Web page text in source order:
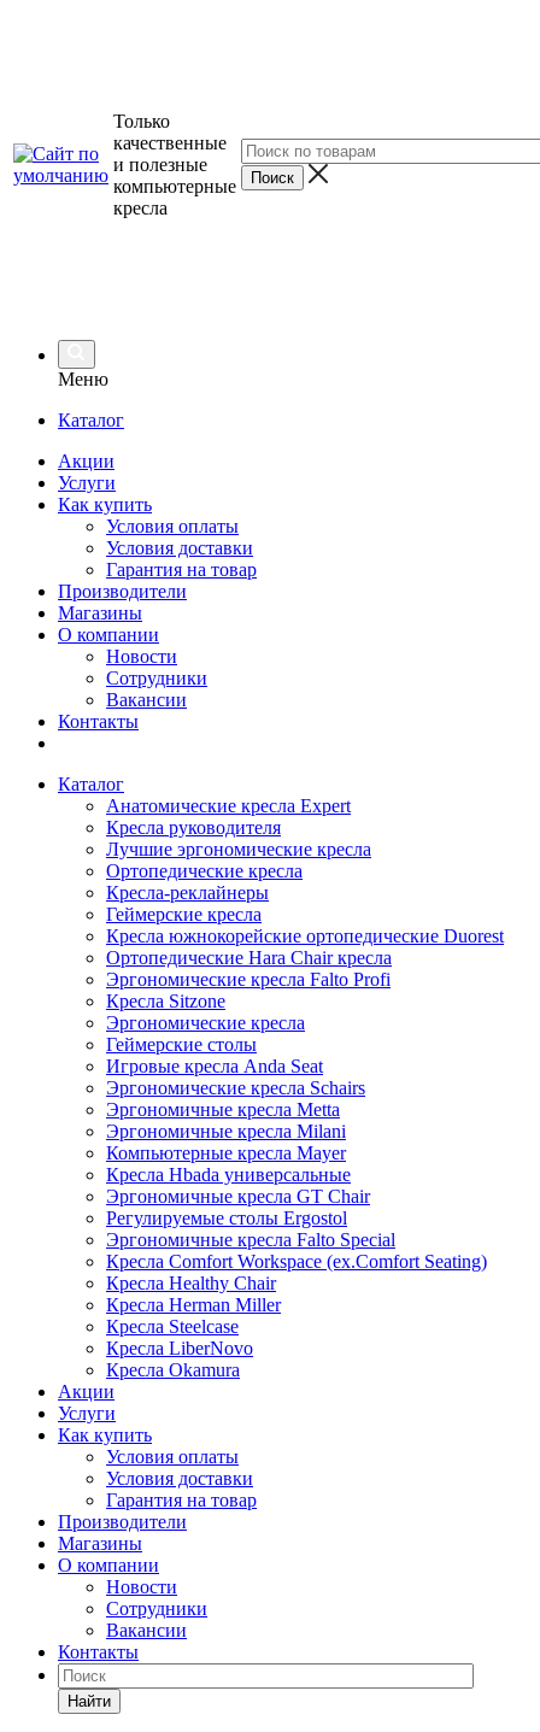
Только
качественные
и полезные
компьютерные
кресла
Меню
Каталог
Акции
Услуги
Как купить
Условия оплаты
Условия доставки
Гарантия на товар
Производители
Магазины
О компании
Новости
Сотрудники
Вакансии
Контакты
Каталог
Анатомические кресла Expert
Кресла руководителя
Лучшие эргономические кресла
Ортопедические кресла
Кресла-реклайнеры
Геймерские кресла
Кресла южнокорейские ортопедические Duorest
Ортопедические Hara Chair кресла
Эргономические кресла Falto Profi
Кресла Sitzone
Эргономические кресла
Геймерские столы
Игровые кресла Anda Seat
Эргономические кресла Schairs
Эргономичные кресла Metta
Эргономичные кресла Milani
Компьютерные кресла Mayer
Кресла Hbada универсальные
Эргономичные кресла GT Chair
Регулируемые столы Ergostol
Эргономичные кресла Falto Special
Кресла Comfort Workspace (ex.Comfort Seating)
Кресла Healthy Chair
Кресла Herman Miller
Кресла Steelcase
Кресла LiberNovo
Кресла Okamura
Акции
Услуги
Как купить
Условия оплаты
Условия доставки
Гарантия на товар
Производители
Магазины
О компании
Новости
Сотрудники
Вакансии
Контакты
Найти